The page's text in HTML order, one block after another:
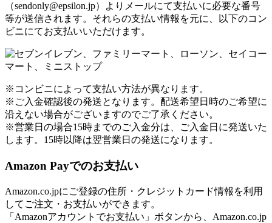
（sendonly@epsilon.jp）よりメールにて支払いに必要な番号
等が送信されます。それらの支払い情報を元に、以下のコン
ビニにてお支払いいただけます。
※コンビニによって支払い方法が異なります。
※ご入金確認後の発送となります。配送希望日時のご希望に
沿えない場合がございますのでご了承ください。
※営業日の場合15時までのご入金分は、ご入金日に発送いた
します。15時以降は翌営業日の発送になります。
Amazon Payでのお支払い
Amazon.co.jpにご登録の住所・クレジットカード情報を利用
してご注文・お支払いができます。
「Amazonアカウントでお支払い」ボタンから、Amazon.co.jp